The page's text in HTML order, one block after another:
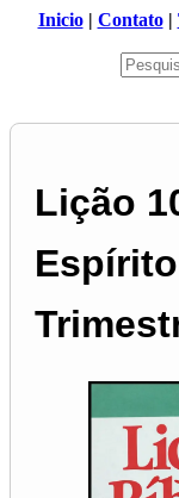
Inicio| Contato|
Lição